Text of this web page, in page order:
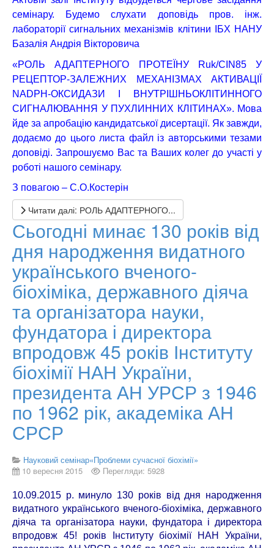
семінару. Будемо слухати доповідь пров. інж.
лабораторії сигнальних механізмів клітини ІБХ НАНУ
Базалія Андрія Вікторовича
«РОЛЬ АДАПТЕРНОГО ПРОТЕЇНУ
Ruk/CIN85 У
РЕЦЕПТОР-ЗАЛЕЖНИХ МЕХАНІЗМАХ АКТИВАЦІЇ
NADPH-ОКСИДАЗИ І ВНУТРІШНЬОКЛІТИННОГО
СИГНАЛЮВАННЯ У ПУХЛИННИХ КЛІТИНАХ». Мова
йде за апробацію кандидатської дисертації. Як завжди,
додаємо до цього листа файл із авторськими тезами
доповіді. Запрошуємо Вас та Ваших колег до участі у
роботі нашого семінару.
З повагою – С.О.Костерін
Читати далі: РОЛЬ АДАПТЕРНОГО...
Сьогодні минає 130 років від
дня народження видатного
українського вченого-
біохіміка, державного діяча
та організатора науки,
фундатора і директора
впродовж 45 років Інституту
біохімії НАН України,
президента АН УРСР з 1946
по 1962 рік, академіка АН
СРСР
Науковий семінар«Проблеми сучасної біохімії»
10 вересня 2015
Перегляди: 5928
10.09.2015 р. минуло 130 років від дня народження
видатного українського вченого-біохіміка, державного
діяча та організатора науки, фундатора і директора
впродовж 45! років Інституту біохімії НАН України,